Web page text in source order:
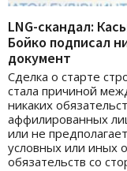
LNG-скандал:
Бойко подписал
документ
Сделка о старте
стала причиной
никаких
аффилированных
или не
условных или иных
обязательств со